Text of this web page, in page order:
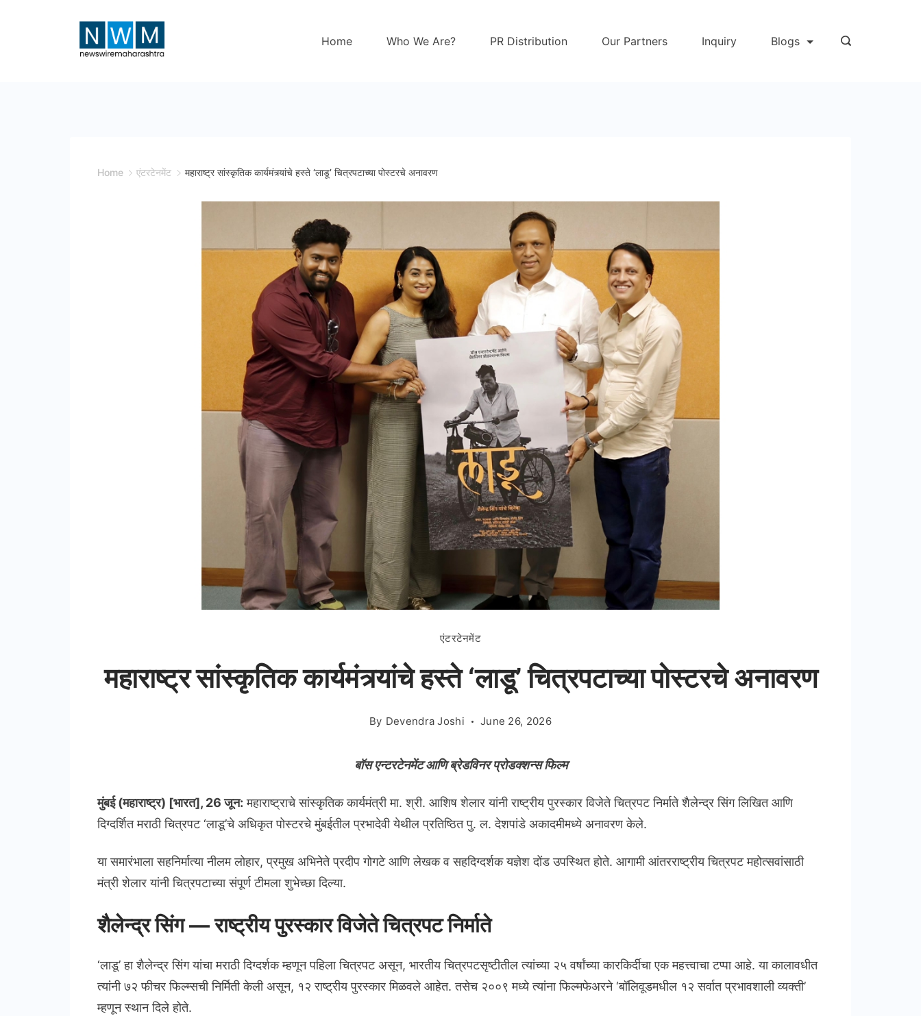
Home Who We Are? PR Distribution Our Partners Inquiry Blogs
Home एंटरटेनमेंट महाराष्ट्र सांस्कृतिक कार्यमंत्र्यांचे हस्ते ‘लाडू’ चित्रपटाच्या पोस्टरचे अनावरण
एंटरटेनमेंट
महाराष्ट्र सांस्कृतिक कार्यमंत्र्यांचे हस्ते ‘लाडू’ चित्रपटाच्या पोस्टरचे अनावरण
By Devendra Joshi June 26, 2026
बॉस एन्टरटेनमेंट आणि ब्रेडविनर प्रोडक्शन्स फिल्म
मुंबई (महाराष्ट्र) [भारत], 26 जून: महाराष्ट्राचे सांस्कृतिक कार्यमंत्री मा. श्री. आशिष शेलार यांनी राष्ट्रीय पुरस्कार विजेते चित्रपट निर्माते शैलेन्द्र सिंग लिखित आणि
दिग्दर्शित मराठी चित्रपट ‘लाडू’चे अधिकृत पोस्टरचे मुंबईतील प्रभादेवी येथील प्रतिष्ठित पु. ल. देशपांडे अकादमीमध्ये अनावरण केले.
या समारंभाला सहनिर्मात्या नीलम लोहार, प्रमुख अभिनेते प्रदीप गोगटे आणि लेखक व सहदिग्दर्शक यज्ञेश दोंड उपस्थित होते. आगामी आंतरराष्ट्रीय चित्रपट महोत्सवांसाठी
मंत्री शेलार यांनी चित्रपटाच्या संपूर्ण टीमला शुभेच्छा दिल्या.
शैलेन्द्र सिंग — राष्ट्रीय पुरस्कार विजेते चित्रपट निर्माते
‘लाडू’ हा शैलेन्द्र सिंग यांचा मराठी दिग्दर्शक म्हणून पहिला चित्रपट असून, भारतीय चित्रपटसृष्टीतील त्यांच्या २५ वर्षांच्या कारकिर्दीचा एक महत्त्वाचा टप्पा आहे. या कालावधीत
त्यांनी ७२ फीचर फिल्म्सची निर्मिती केली असून, १२ राष्ट्रीय पुरस्कार मिळवले आहेत. तसेच २००९ मध्ये त्यांना फिल्मफेअरने ‘बॉलिवूडमधील १२ सर्वात प्रभावशाली व्यक्ती’
म्हणून स्थान दिले होते.